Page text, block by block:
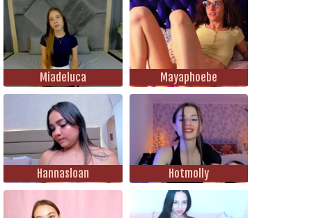
Miadeluca Mayaphoebe
Hannasloan Hotmolly